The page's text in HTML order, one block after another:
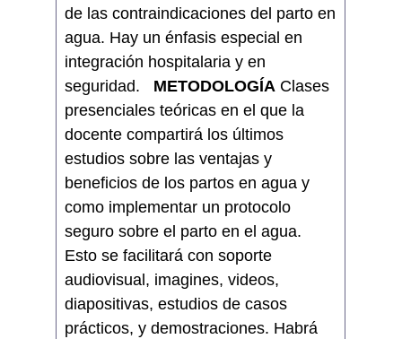
de las contraindicaciones del parto en
agua. Hay un énfasis especial en
integración hospitalaria y en
seguridad. METODOLOGÍA Clases
presenciales teóricas en el que la
docente compartirá los últimos
estudios sobre las ventajas y
beneficios de los partos en agua y
como implementar un protocolo
seguro sobre el parto en el agua.
Esto se facilitará con soporte
audiovisual, imagines, videos,
diapositivas, estudios de casos
prácticos, y demostraciones. Habrá